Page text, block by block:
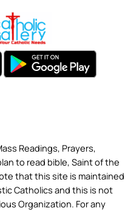
Readings, Prayers,
to read bible, Saint of the
that this site is maintained
Catholics and this is not
Organization. For any